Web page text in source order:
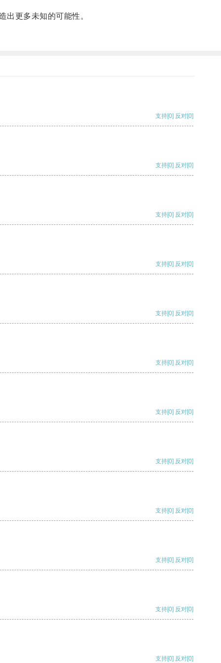
更多未知的可能性。
支持[0] 反对[0]
支持[0] 反对[0]
支持[0] 反对[0]
支持[0] 反对[0]
支持[0] 反对[0]
支持[0] 反对[0]
支持[0] 反对[0]
支持[0] 反对[0]
支持[0] 反对[0]
支持[0] 反对[0]
支持[0] 反对[0]
支持[0] 反对[0]